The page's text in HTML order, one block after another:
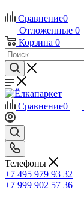
Сравнение0
Отложенные 0
Корзина 0
Сравнение0
Телефоны
+7 495 979 93 32
+7 999 902 57 36